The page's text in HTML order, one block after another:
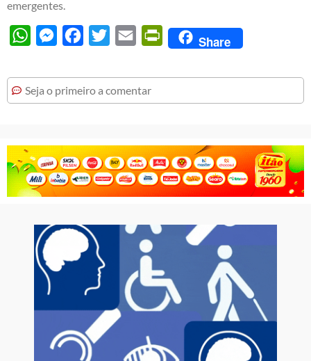
emergentes.
WhatsAppMessengerFacebook
Twitter Email PrintFriendly
Share
Seja o primeiro a comentar